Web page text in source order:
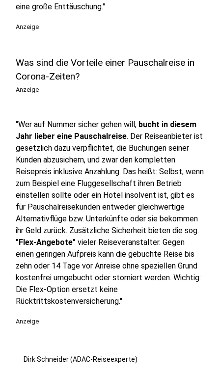
eine große Enttäuschung."
Anzeige
Was sind die Vorteile einer Pauschalreise in
Corona-Zeiten?
Anzeige
"Wer auf Nummer sicher gehen will, bucht in diesem
Jahr lieber eine Pauschalreise. Der Reiseanbieter ist
gesetzlich dazu verpflichtet, die Buchungen seiner
Kunden abzusichern, und zwar den kompletten
Reisepreis inklusive Anzahlung. Das heißt: Selbst, wenn
zum Beispiel eine Fluggesellschaft ihren Betrieb
einstellen sollte oder ein Hotel insolvent ist, gibt es
für Pauschalreisekunden entweder gleichwertige
Alternativflüge bzw. Unterkünfte oder sie bekommen
ihr Geld zurück. Zusätzliche Sicherheit bieten die sog.
"Flex-Angebote" vieler Reiseveranstalter. Gegen
einen geringen Aufpreis kann die gebuchte Reise bis
zehn oder 14 Tage vor Anreise ohne speziellen Grund
kostenfrei umgebucht oder storniert werden. Wichtig:
Die Flex-Option ersetzt keine
Rücktrittskostenversicherung."
Anzeige
Dirk Schneider (ADAC-Reiseexperte)